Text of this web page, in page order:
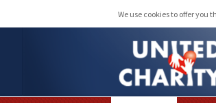
We use cookies to offer you